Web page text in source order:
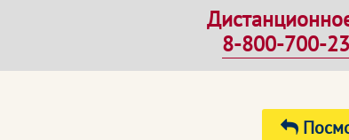
8-800-700-